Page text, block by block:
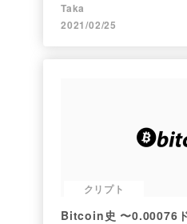
Taka
2021/02/25
クリプト
Bitcoin史 〜0.00076